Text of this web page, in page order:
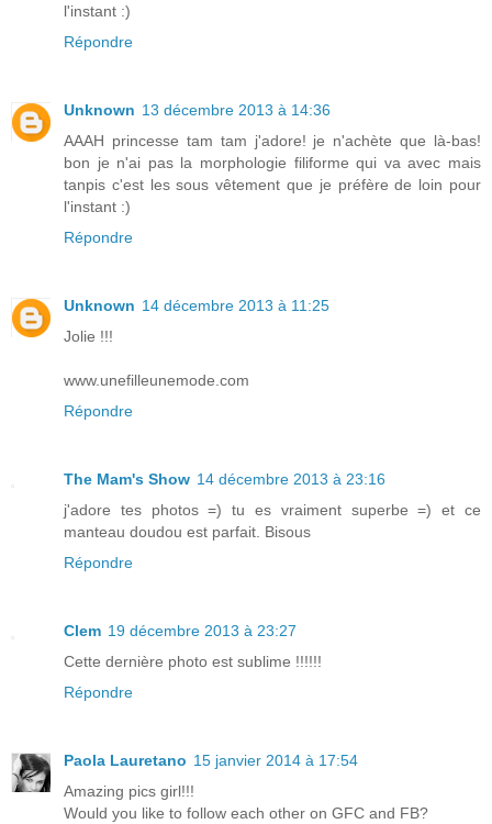
l'instant :)
Répondre
Unknown 13 décembre 2013 à 14:36
AAAH princesse tam tam j'adore! je n'achète que là-bas!
bon je n'ai pas la morphologie filiforme qui va avec mais
tanpis c'est les sous vêtement que je préfère de loin pour
l'instant :)
Répondre
Unknown 14 décembre 2013 à 11:25
Jolie !!!
www.unefilleunemode.com
Répondre
The Mam's Show 14 décembre 2013 à 23:16
j'adore tes photos =) tu es vraiment superbe =) et ce
manteau doudou est parfait. Bisous
Répondre
Clem 19 décembre 2013 à 23:27
Cette dernière photo est sublime !!!!!!
Répondre
Paola Lauretano 15 janvier 2014 à 17:54
Amazing pics girl!!!
Would you like to follow each other on GFC and FB?